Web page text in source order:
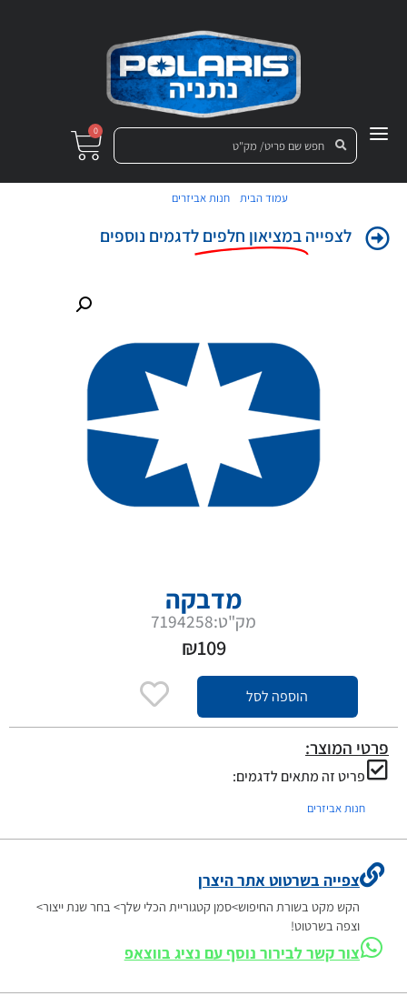
0
עמוד הבית חנות אביזרים
לצפייהבמציאון חלפים לדגמים נוספים
מדבקה
מק"ט:7194258
₪109
הוספה לסל
פרטי המוצר:
פריט זה מתאים לדגמים:
חנות אביזרים
צפייה בשרטוט אתר היצרן
הקש מקט בשורת החיפוש>סמן קטגוריית הכלי שלך> בחר שנת ייצור>
וצפה בשרטוט!
צור קשר לבירור נוסף עם נציג בווצאפ